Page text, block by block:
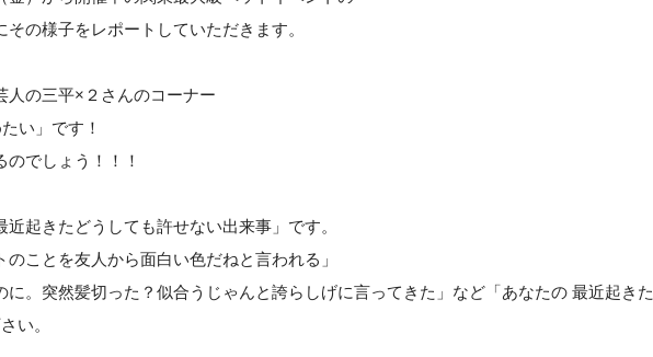
の様子をレポートしていただきます。
人の三平×２さんのコーナー
い」です！
でしょう！！！
起きたどうしても許せない出来事」です。
のことを友人から面白い色だねと言われる」
に。突然髪切った？似合うじゃんと誇らしげに言ってきた」など「あなたの 最近起きた
い。